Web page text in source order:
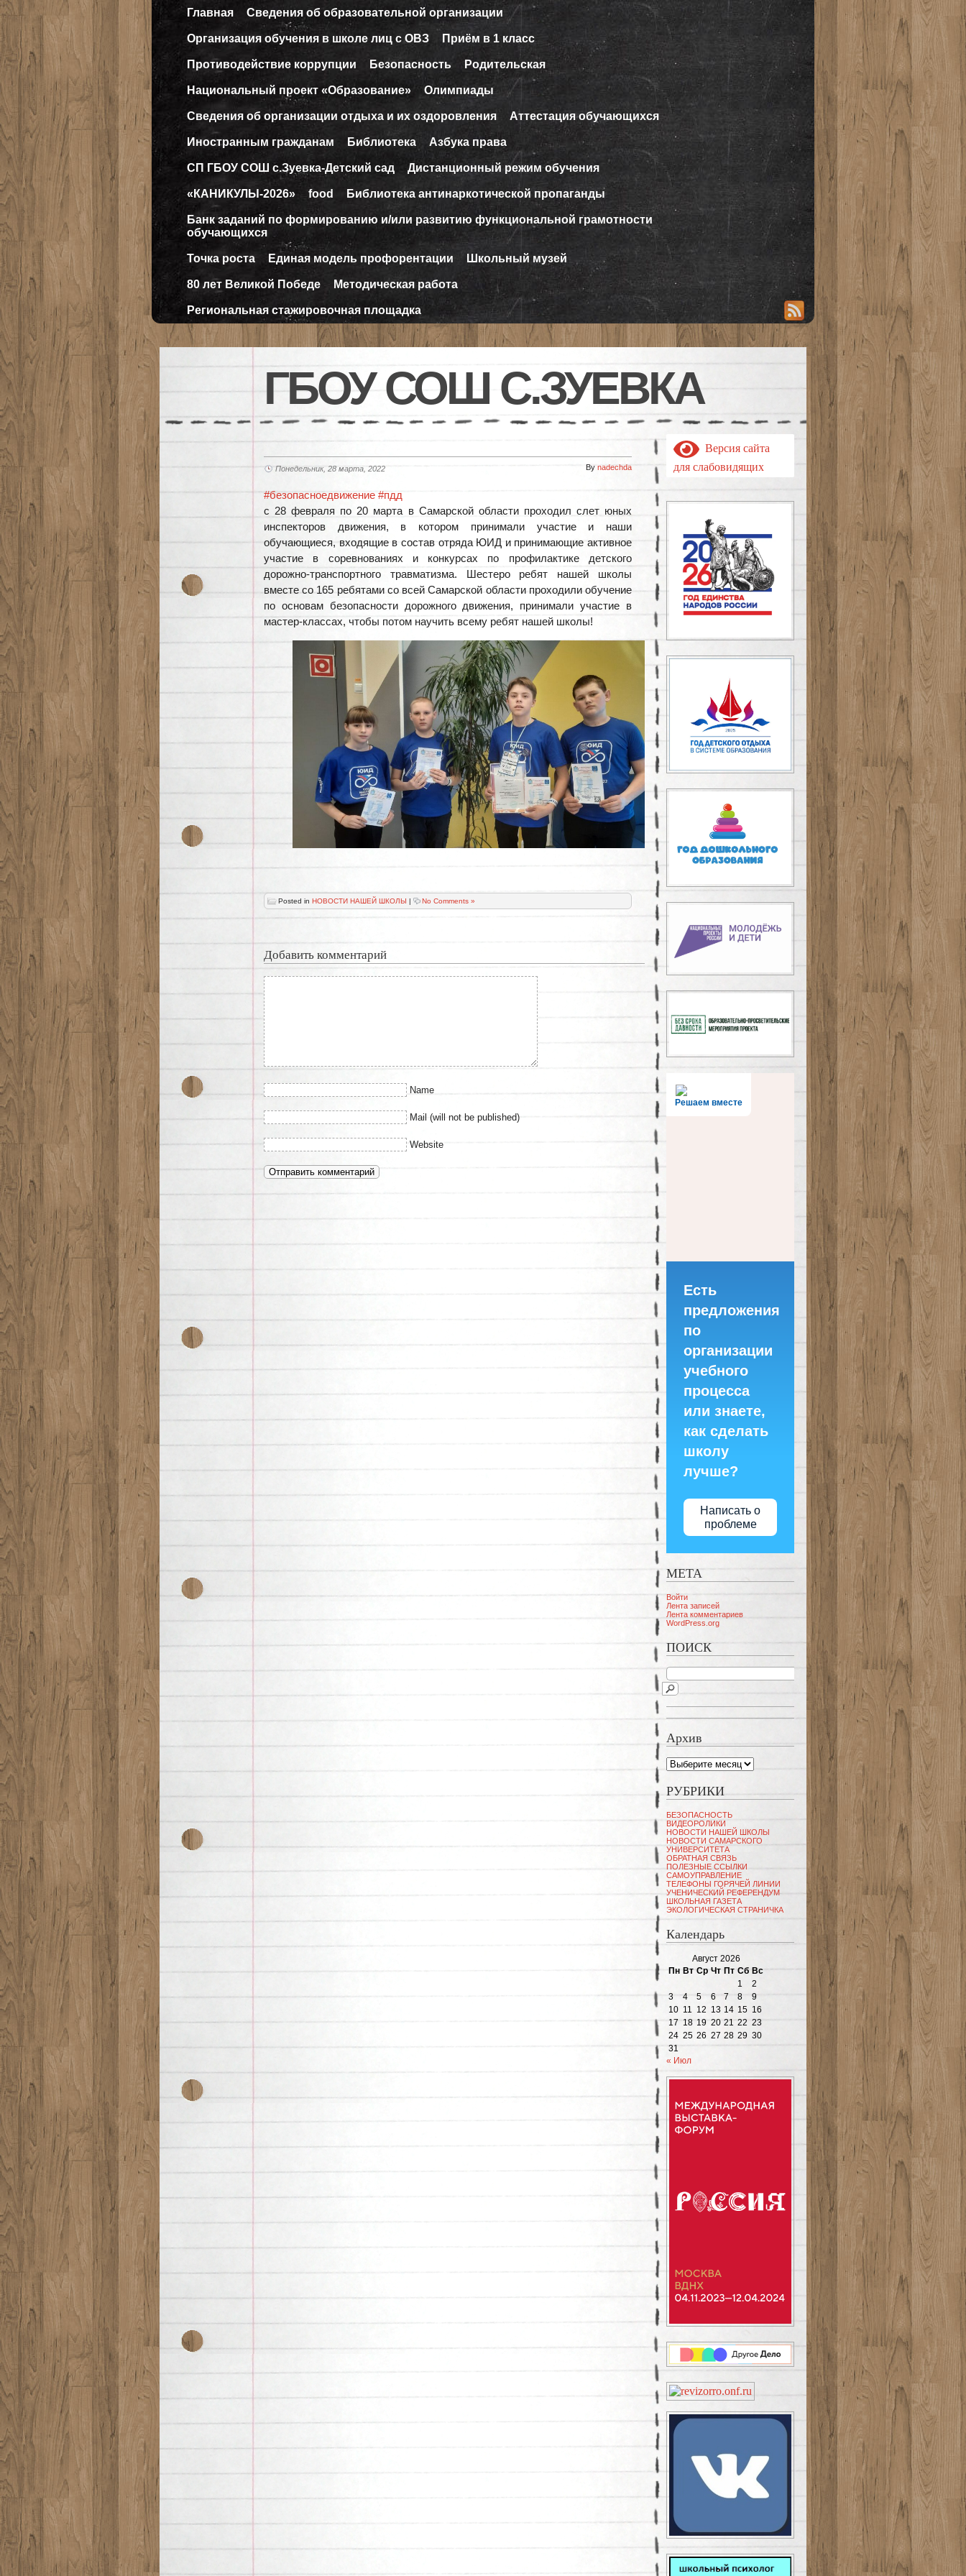
Главная Сведения об образовательной организации
Организация обучения в школе лиц с ОВЗ Приём в 1 класс
Противодействие коррупции Безопасность Родительская
Национальный проект «Образование» Олимпиады
Сведения об организации отдыха и их оздоровления Аттестация обучающихся
Иностранным гражданам Библиотека Азбука права
СП ГБОУ СОШ с.Зуевка-Детский сад Дистанционный режим обучения
«КАНИКУЛЫ-2026» food Библиотека антинаркотической пропаганды
Банк заданий по формированию и/или развитию функциональной грамотности
обучающихся
Точка роста Единая модель профорентации Школьный музей
80 лет Великой Победе Методическая работа
Региональная стажировочная площадка
ГБОУ СОШ С.ЗУЕВКА
By nadechda
Понедельник, 28 марта, 2022
#безопасноедвижение #пдд
с 28 февраля по 20 марта в Самарской области проходил слет юных
инспекторов движения, в котором принимали участие и наши
обучающиеся, входящие в состав отряда ЮИД и принимающие активное
участие в соревнованиях и конкурсах по профилактике детского
дорожно-транспортного травматизма. Шестеро ребят нашей школы
вместе со 165 ребятами со всей Самарской области проходили обучение
по основам безопасности дорожного движения, принимали участие в
мастер-классах, чтобы потом научить всему ребят нашей школы!
Posted in НОВОСТИ НАШЕЙ ШКОЛЫ No Comments »
Добавить комментарий
Name
Mail (will not be published)
Website
Версия сайта
для слабовидящих
Решаем вместе
Есть
предложения
по
организации
учебного
процесса
или знаете,
как сделать
школу
лучше?
Написать о
проблеме
МЕТА
Войти
Лента записей
Лента комментариев
WordPress.org
ПОИСК
Архив
Архив
РУБРИКИ
БЕЗОПАСНОСТЬ
ВИДЕОРОЛИКИ
НОВОСТИ НАШЕЙ ШКОЛЫ
НОВОСТИ САМАРСКОГО
УНИВЕРСИТЕТА
ОБРАТНАЯ СВЯЗЬ
ПОЛЕЗНЫЕ ССЫЛКИ
САМОУПРАВЛЕНИЕ
ТЕЛЕФОНЫ ГОРЯЧЕЙ ЛИНИИ
УЧЕНИЧЕСКИЙ РЕФЕРЕНДУМ
ШКОЛЬНАЯ ГАЗЕТА
ЭКОЛОГИЧЕСКАЯ СТРАНИЧКА
Календарь
Август 2026
Пн Вт Ср Чт Пт Сб Вс
1
2
3
4 5 6 7 8
9
10 11 12 13 14 15 16
17 18 19 20 21 22 23
24 25 26 27 28 29 30
31
« Июл